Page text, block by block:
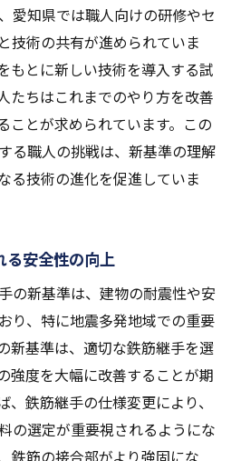
化する鉄筋継手の未来
職人の技術研鑽
技術の継承の重要性
に応える技術開発
とその可能性
ちのグローバルな挑戦
愛知県では職人向けの研修やセ
技術の共有が進められていま
もとに新しい技術を導入する試
たちはこれまでのやり方を改善
ことが求められています。この
る職人の挑戦は、新基準の理解
る技術の進化を促進していま
る安全性の向上
の新基準は、建物の耐震性や安
り、特に地震多発地域での重要
新基準は、適切な鉄筋継手を選
強度を大幅に改善することが期
、鉄筋継手の仕様変更により、
の選定が重要視されるようにな